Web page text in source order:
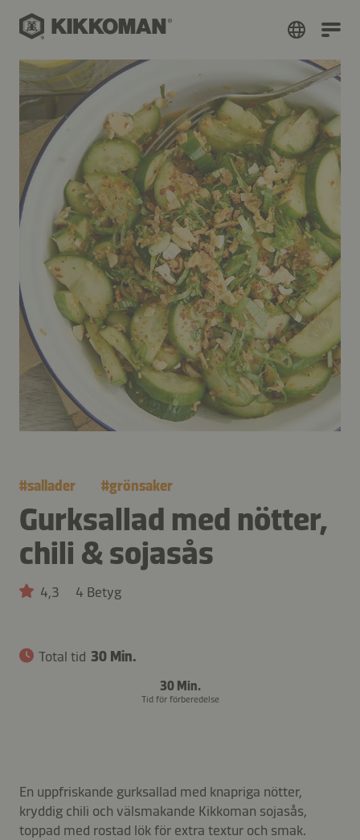
#sallader #grönsaker
Gurksallad med nötter,
chili & sojasås
4,3 4 Betyg
Total tid 30 Min.
30 Min.
Tid för förberedelse
En uppfriskande gurksallad med knapriga nötter,
kryddig chili och välsmakande Kikkoman sojasås,
toppad med rostad lök för extra textur och smak.